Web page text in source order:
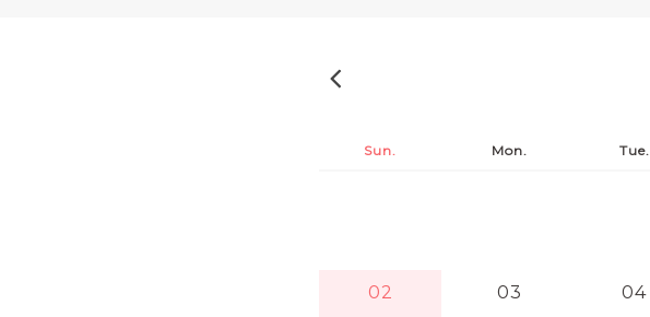
Sun. Mon. Tue.
02 03 04